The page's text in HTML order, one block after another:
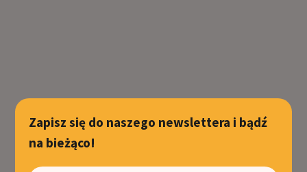
Zapisz się do naszego newslettera i bądź
na bieżąco!